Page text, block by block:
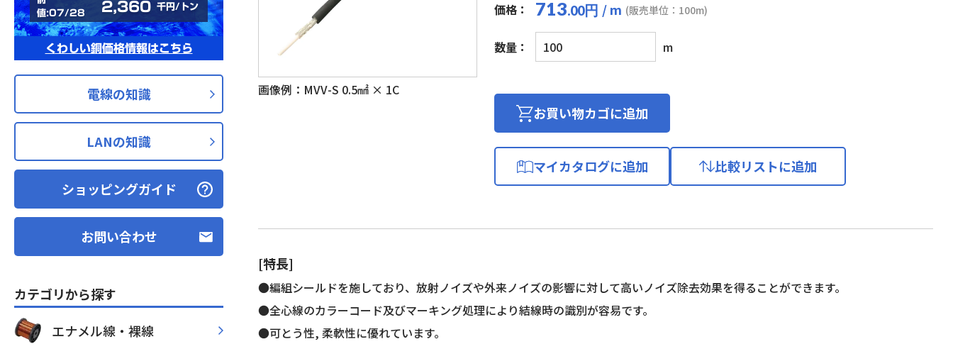
値:07/28
2,360 千円/トン
くわしい銅価格情報はこちら
電線の知識
LANの知識
ショッピングガイド
お問い合わせ
カテゴリから探す
エナメル線・裸線
画像例：MVV-S 0.5㎟ × 1C
価格： 713.00円 / m (販売単位：100m)
数量：
マ
イ
ロ
コ
(編
組
シ
m
お買い物カゴに追加
マイカタログに追加 比較リストに追加
[特長]
●編組シールドを施しており、放射ノイズや外来ノイズの影響に対して高いノイズ除去効果を得ることができます。
●全心線のカラーコード及びマーキング処理により結線時の識別が容易です。
●可とう性, 柔軟性に優れています。